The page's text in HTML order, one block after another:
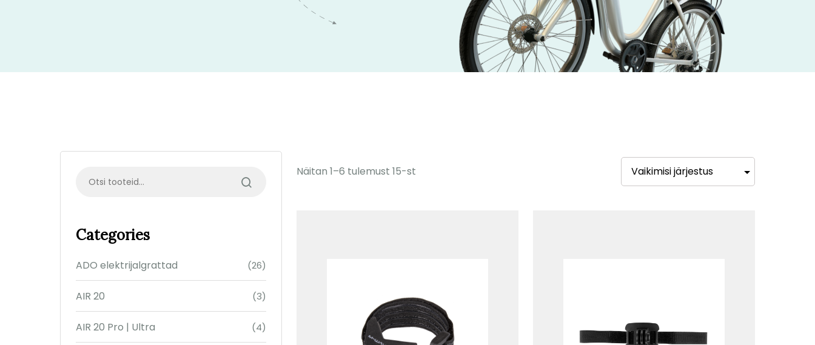
Categories
ADO elektrijalgrattad (26)
AIR 20 (3)
AIR 20 Pro | Ultra (4)
Näitan 1–6 tulemust 15-st